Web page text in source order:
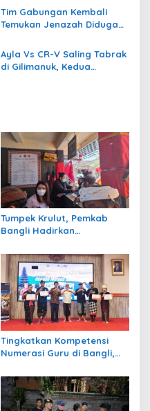
Tim Gabungan Kembali
Temukan Jenazah Diduga
Bali
Ayla Vs CR-V Saling Tabrak
di Gilimanuk, Kedua
Tumpek Krulut, Pemkab
Bangli Hadirkan
Kecamatan
Tingkatkan Kompetensi
Numerasi Guru di Bangli,
GASING